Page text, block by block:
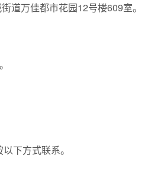
道万佳都市花园12号楼609室。
下方式联系。